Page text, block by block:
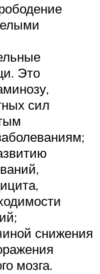
Это
сил
снижения
мозга.